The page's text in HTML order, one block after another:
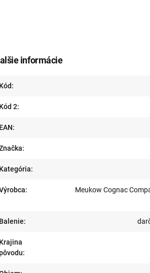
informácie
Kód:
Kód 2:
EAN:
Kategória:
Meukow Cognac
Balenie:
Krajina